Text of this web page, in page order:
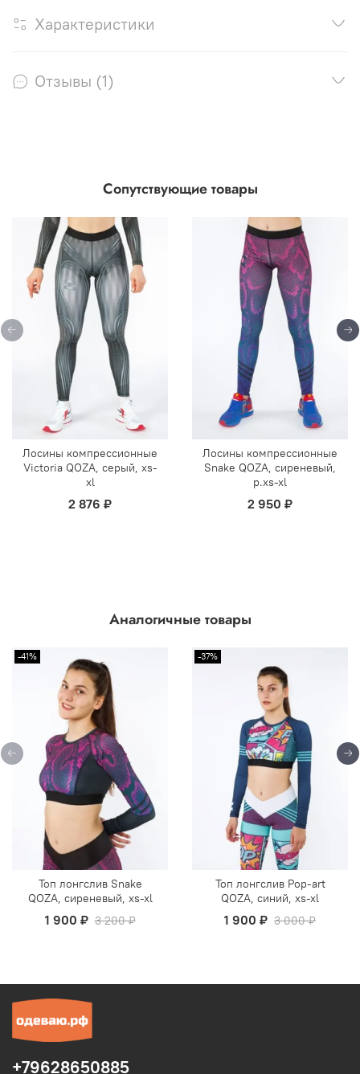
Характеристики
Отзывы (1)
Сопутствующие товары
Лосины компрессионные
Victoria QOZA, серый, xs-
xl
2 876 ₽
Лосины компрессионные
Snake QOZA, сиреневый,
р.xs-xl
2 950 ₽
Аналогичные товары
-41%
Топ лонгслив Snake
QOZA, сиреневый, xs-xl
1 900 ₽ 3 200 ₽
-37%
Топ лонгслив Pop-art
QOZA, синий, xs-xl
1 900 ₽ 3 000 ₽
+79628650885